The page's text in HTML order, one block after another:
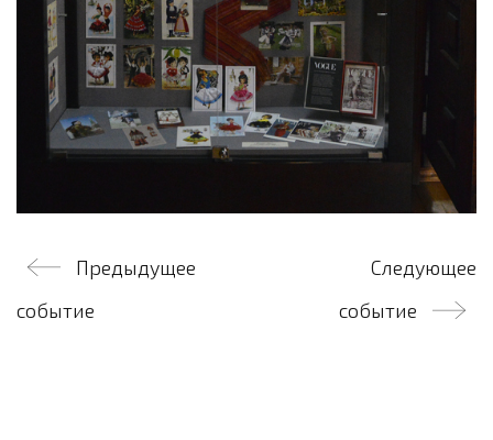
Навигация
по
Предыдущее
событие
Следующее
событие